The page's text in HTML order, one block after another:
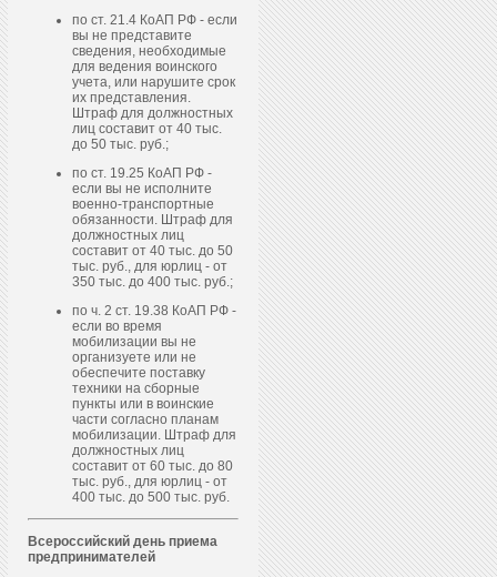
по ст. 21.4 КоАП РФ - если
вы не представите
сведения, необходимые
для ведения воинского
учета, или нарушите срок
их представления.
Штраф для должностных
лиц составит от 40 тыс.
до 50 тыс. руб.;
по ст. 19.25 КоАП РФ -
если вы не исполните
военно-транспортные
обязанности. Штраф для
должностных лиц
составит от 40 тыс. до 50
тыс. руб., для юрлиц - от
350 тыс. до 400 тыс. руб.;
по ч. 2 ст. 19.38 КоАП РФ -
если во время
мобилизации вы не
организуете или не
обеспечите поставку
техники на сборные
пункты или в воинские
части согласно планам
мобилизации. Штраф для
должностных лиц
составит от 60 тыс. до 80
тыс. руб., для юрлиц - от
400 тыс. до 500 тыс. руб.
Всероссийский день приема
предпринимателей